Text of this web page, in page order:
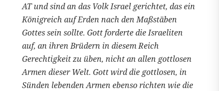
AT und sind an das Volk Israel gerichtet, das ein
Königreich auf Erden nach den Maßstäben
Gottes sein sollte. Gott forderte die Israeliten
auf, an ihren Brüdern in diesem Reich
Gerechtigkeit zu üben, nicht an allen gottlosen
Armen dieser Welt. Gott wird die gottlosen, in
Sünden lebenden Armen ebenso richten wie die